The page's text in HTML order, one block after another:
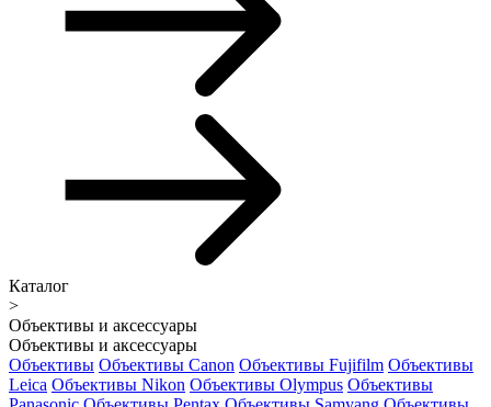
Каталог
>
Объективы и аксессуары
Объективы и аксессуары
Объективы Объективы Canon Объективы Fujifilm Объективы
Leica Объективы Nikon Объективы Olympus Объективы